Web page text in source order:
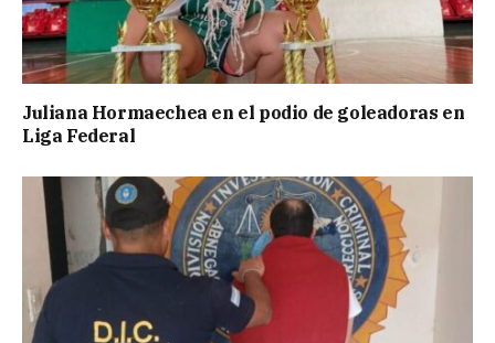
Juliana Hormaechea en el podio de goleadoras en
Liga Federal